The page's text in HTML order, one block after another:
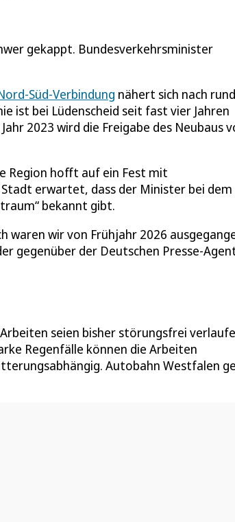
gekappt. Bundesverkehrsminister
Süd-Verbindung nähert sich nach
ist bei Lüdenscheid seit fast vier Jahren
2023 wird die Freigabe des Neubaus
Region hofft auf ein Fest mit
erwartet, dass der Minister bei dem
bekannt gibt.
waren wir von Frühjahr 2026
gegenüber der Deutschen Presse-
seien bisher störungsfrei
Regenfälle können die Arbeiten
Autobahn Westfalen